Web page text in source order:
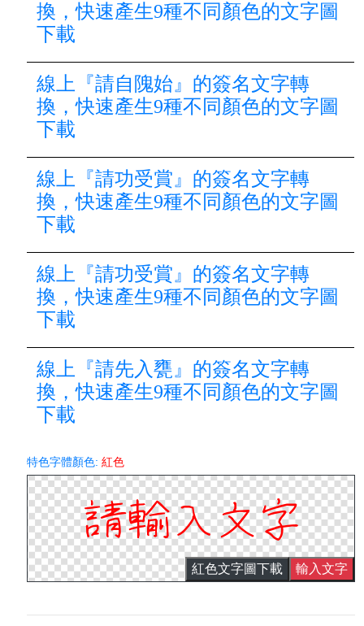
換，快速產生9種不同顏色的文字圖
下載
線上『請自隗始』的簽名文字轉
換，快速產生9種不同顏色的文字圖
下載
線上『請功受賞』的簽名文字轉
換，快速產生9種不同顏色的文字圖
下載
線上『請功受賞』的簽名文字轉
換，快速產生9種不同顏色的文字圖
下載
線上『請先入甕』的簽名文字轉
換，快速產生9種不同顏色的文字圖
下載
特色字體顏色:紅色
紅色文字圖下載 輸入文字